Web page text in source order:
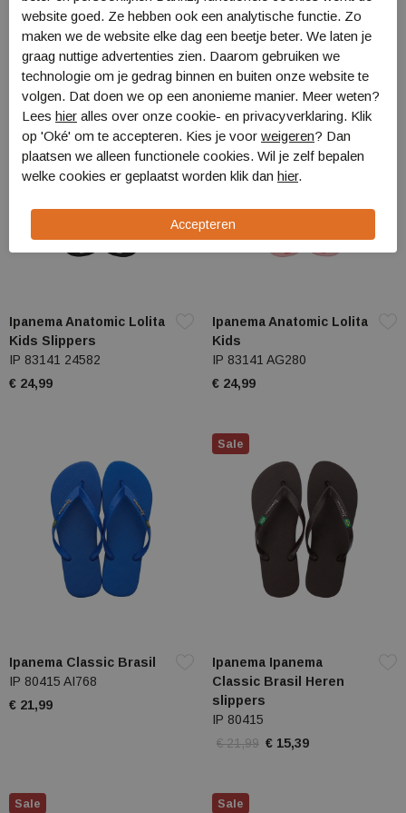
IP 83140 20354
€ 28,99
€ 32,99
Ipanema Anatomic Lolita
Kids Slippers
IP 83141 24582
€ 24,99
Ipanema Anatomic Lolita
Kids
IP 83141 AG280
€ 24,99
Ipanema Classic Brasil
IP 80415 AI768
€ 21,99
Ipanema Ipanema
Classic Brasil Heren
slippers
IP 80415
€ 21,99 € 15,39
Sale
Sale Sale
website goed. Ze hebben ook een analytische functie. Zo
maken we de website elke dag een beetje beter. We laten je
graag nuttige advertenties zien. Daarom gebruiken we
technologie om je gedrag binnen en buiten onze website te
volgen. Dat doen we op een anonieme manier. Meer weten?
Lees hier alles over onze cookie- en privacyverklaring. Klik
op 'Oké' om te accepteren. Kies je voor weigeren? Dan
plaatsen we alleen functionele cookies. Wil je zelf bepalen
welke cookies er geplaatst worden klik dan hier.